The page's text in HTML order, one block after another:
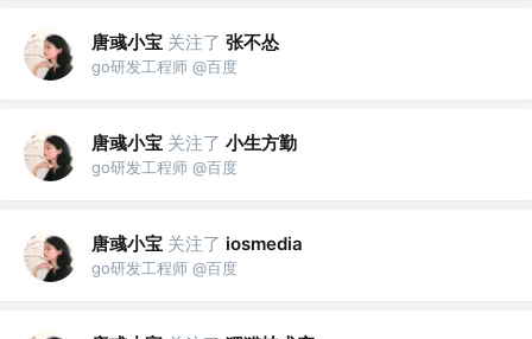
唐彧小宝 关注了 张不怂
go研发工程师 @百度
唐彧小宝 关注了 小生方勤
go研发工程师 @百度
唐彧小宝 关注了 iosmedia
go研发工程师 @百度